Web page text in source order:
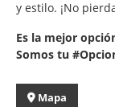
y estilo. ¡No
Es la mejor
Somos tu
Mapa